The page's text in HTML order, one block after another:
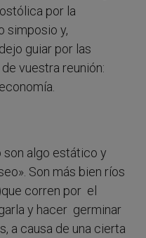
por la
simposio y,
guiar por las
vuestra reunión:
son algo estático y
Son más bien ríos
corren por el
y hacer germinar
a causa de una cierta